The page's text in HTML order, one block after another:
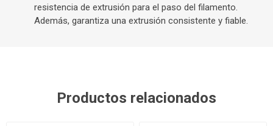
resistencia de extrusión para el paso del filamento.
Además, garantiza una extrusión consistente y fiable.
Productos relacionados